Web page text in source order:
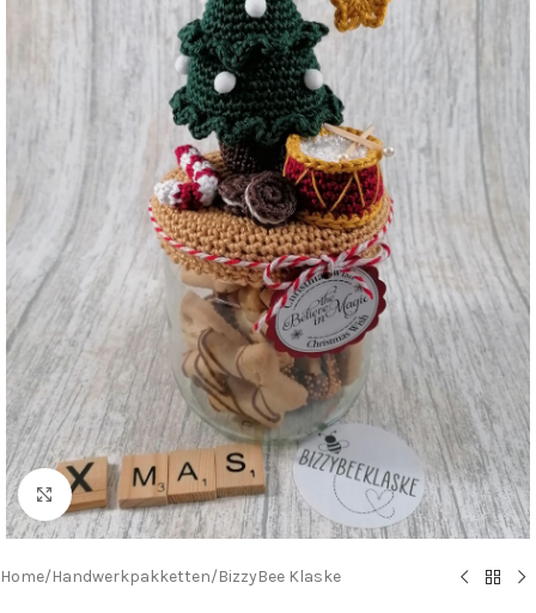
Klik om te vergroten
Home/Handwerkpakketten/BizzyBee Klaske